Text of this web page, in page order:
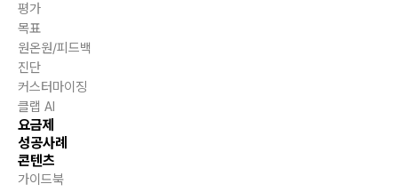
평가
목표
원온원/피드백
진단
커스터마이징
클랩 AI
요금제
성공사례
콘텐츠
가이드북